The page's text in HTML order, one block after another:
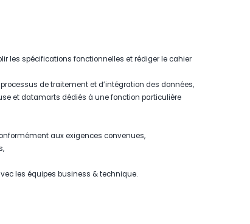
les spécifications fonctionnelles et rédiger le cahier
de traitement et d’intégration des données,
et datamarts dédiés à une fonction particulière
aux exigences convenues,
les équipes business & technique.